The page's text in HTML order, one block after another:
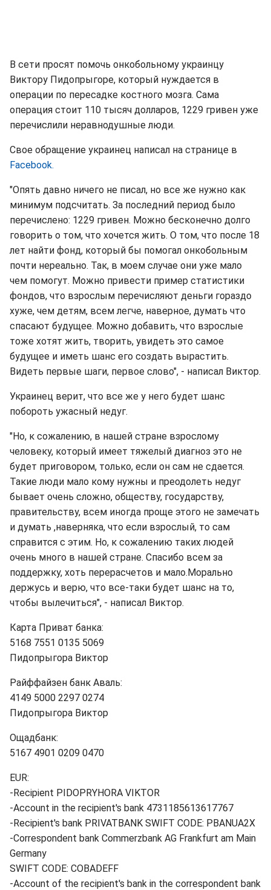
В сети просят помочь онкобольному украинцу
Виктору Пидопрыгоре, который нуждается в
операции по пересадке костного мозга. Сама
операция стоит 110 тысяч долларов, 1229 гривен уже
перечислили неравнодушные люди.
Свое обращение украинец написал на странице в
Facebook.
"Опять давно ничего не писал, но все же нужно как
минимум подсчитать. За последний период было
перечислено: 1229 гривен. Можно бесконечно долго
говорить о том, что хочется жить. О том, что после 18
лет найти фонд, который бы помогал онкобольным
почти нереально. Так, в моем случае они уже мало
чем помогут. Можно привести пример статистики
фондов, что взрослым перечисляют деньги гораздо
хуже, чем детям, всем легче, наверное, думать что
спасают будущее. Можно добавить, что взрослые
тоже хотят жить, творить, увидеть это самое
будущее и иметь шанс его создать вырастить.
Видеть первые шаги, первое слово", - написал Виктор.
Украинец верит, что все же у него будет шанс
побороть ужасный недуг.
"Но, к сожалению, в нашей стране взрослому
человеку, который имеет тяжелый диагноз это не
будет приговором, только, если он сам не сдается.
Такие люди мало кому нужны и преодолеть недуг
бывает очень сложно, обществу, государству,
правительству, всем иногда проще этого не замечать
и думать ,наверняка, что если взрослый, то сам
справится с этим. Но, к сожалению таких людей
очень много в нашей стране. Спасибо всем за
поддержку, хоть перерасчетов и мало.Морально
держусь и верю, что все-таки будет шанс на то,
чтобы вылечиться", - написал Виктор.
Карта Приват банка:
5168 7551 0135 5069
Пидопрыгора Виктор
Райффайзен банк Аваль:
4149 5000 2297 0274
Пидопрыгора Виктор
Ощадбанк:
5167 4901 0209 0470
EUR:
-Recipient PIDOPRYHORA VIKTOR
-Account in the recipient's bank 4731185613617767
-Recipient's bank PRIVATBANK SWIFT CODE: PBANUA2X
-Correspondent bank Commerzbank AG Frankfurt am Main
Germany
SWIFT CODE: COBADEFF
-Account of the recipient's bank in the correspondent bank